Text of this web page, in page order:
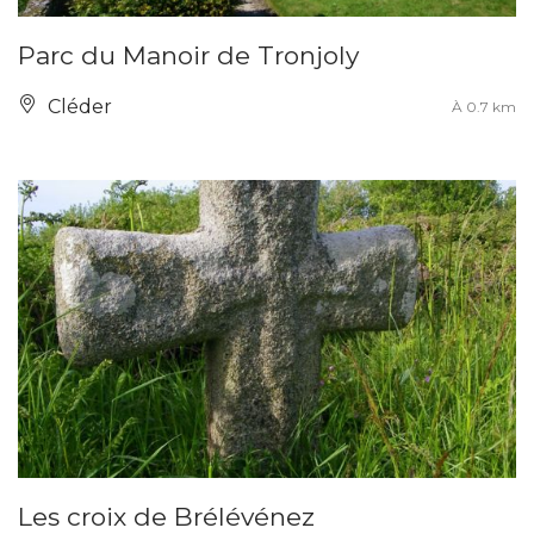
Parc du Manoir de Tronjoly
Cléder À 0.7 km
Les croix de Brélévénez